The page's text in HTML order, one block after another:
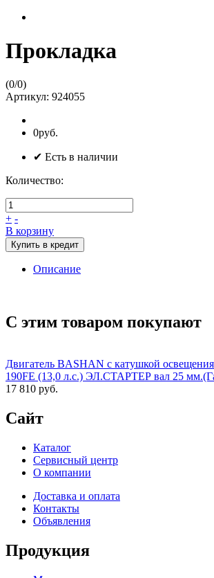
Прокладка
(0/0)
Артикул: 924055
0руб.
✔ Есть в наличии
Количество:
+ -
В корзину
Купить в кредит
Описание
С этим товаром покупают
Двигатель BASHAN с катушкой
190FE (13,0 л.с.) ЭЛ.СТАРТЕР вал 25
17 810 руб.
Сайт
Каталог
Сервисный центр
О компании
Доставка и оплата
Контакты
Объявления
Продукция